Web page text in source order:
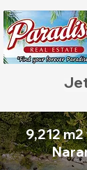
9,212